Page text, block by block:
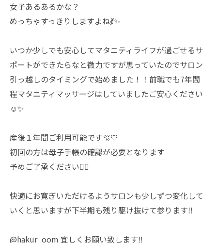
女子あるあるかな？
めっちゃすっきりしますよね💃✨
いつか少しでも安心してマタニティライフが過ごせるサ
ポートができたらなと微力ですが思っていたのでサロン
引っ越しのタイミングで始めました！！前職でも7年間
程マタニティマッサージはしていましたご安心ください
☺️✨
産後１年間ご利用可能です🫧🤍
初回の方は母子手帳の確認が必要となります
予めご了承ください🙇‍♀️
快適にお寛ぎいただけるようサロンも少しずつ変化して
いくと思いますが下半期も残り駆け抜けて参ります‼︎
@hakur_oom 宜しくお願い致します‼︎